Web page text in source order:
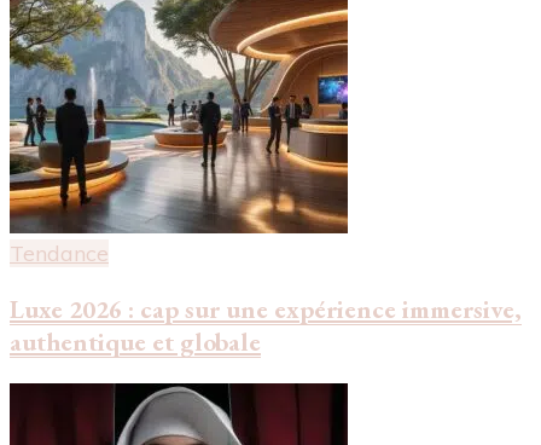
Tendance
Luxe 2026 : cap sur une expérience immersive,
authentique et globale